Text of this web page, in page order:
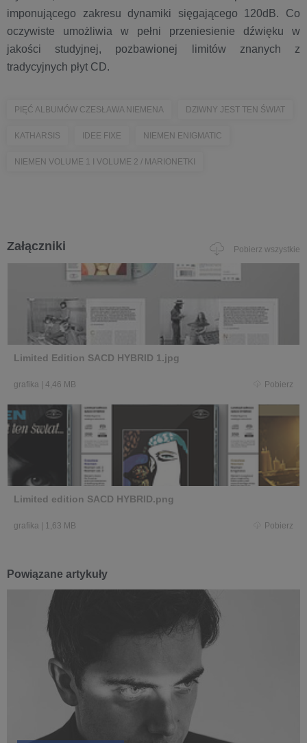
imponującego zakresu dynamiki sięgającego 120dB. Co
oczywiste umożliwia w pełni przeniesienie dźwięku w
jakości studyjnej, pozbawionej limitów znanych z
tradycyjnych płyt CD.
PIĘĆ ALBUMÓW CZESŁAWA NIEMENA DZIWNY JEST TEN ŚWIAT
KATHARSIS IDEE FIXE NIEMEN ENIGMATIC
NIEMEN VOLUME 1 I VOLUME 2 / MARIONETKI
Załączniki Pobierz wszystkie
Limited Edition SACD HYBRID 1.jpg
grafika 4,46 MB Pobierz
Limited edition SACD HYBRID.png
grafika 1,63 MB Pobierz
Powiązane artykuły